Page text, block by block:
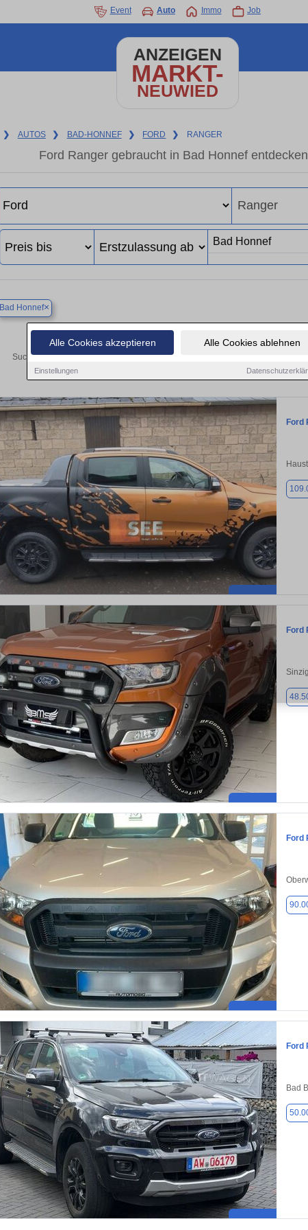
Alle Cookies akzeptieren Alle Cookies ablehnen
Einstellungen
Event Auto Immo Job
ANZEIGEN
MARKT-
NEUWIED
❯ AUTOS ❯ BAD-HONNEF ❯ FORD ❯ RANGER
Ford Ranger gebraucht in Bad Honnef
Bad Honnef×
Finden Sie in Bad Honnef Ihren
Suchen Sie in Bad Honnef einen Ford Ranger Gebrauchtwagen? Entdecken
Preisklassen von privat
Ford
Ford
Ford
Ford
Bad